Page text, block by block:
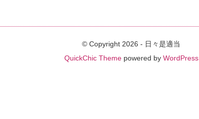
© Copyright 2026 - 日々是適当
QuickChic Themepowered by WordPress